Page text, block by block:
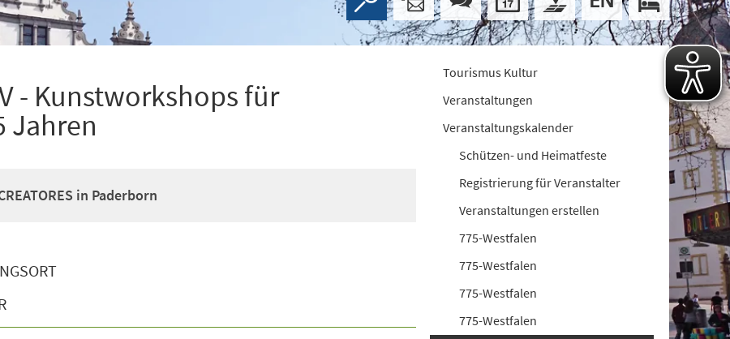
- Kunstworkshops für
Jahren
in Paderborn
Tourismus Kultur
Veranstaltungen
Veranstaltungskalender
Schützen- und Heimatfeste
Registrierung für Veranstalter
Veranstaltungen erstellen
775-Westfalen
775-Westfalen
775-Westfalen
775-Westfalen